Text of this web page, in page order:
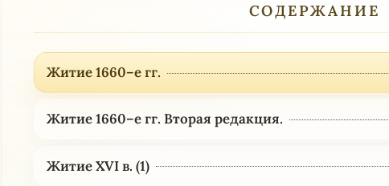
СОДЕРЖАНИЕ
Житие 1660–е гг.
Житие 1660–е гг. Вторая редакция.
Житие XVI в. (1)